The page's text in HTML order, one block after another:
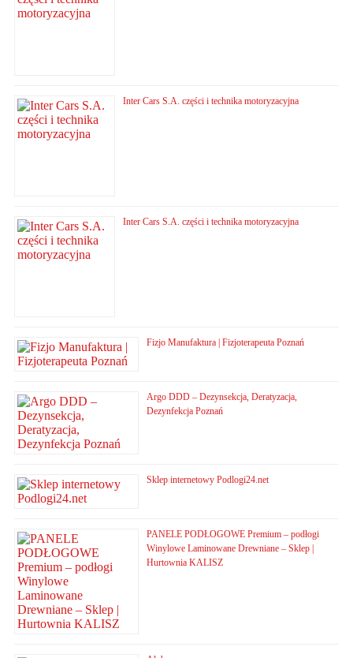
Inter Cars S.A. części i technika motoryzacyjna
Inter Cars S.A. części i technika motoryzacyjna
Fizjo Manufaktura | Fizjoterapeuta Poznań
Argo DDD – Dezynsekcja, Deratyzacja,
Dezynfekcja Poznań
Sklep internetowy Podlogi24.net
PANELE PODŁOGOWE Premium – podłogi
Winylowe Laminowane Drewniane – Sklep |
Hurtownia KALISZ